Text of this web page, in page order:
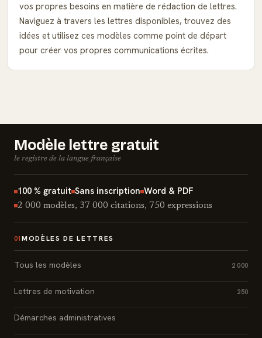
vos propres besoins en matière de rédaction de lettres.
Naviguez à travers les lettres disponibles, trouvez des
idées et utilisez ces modèles comme point de départ
pour créer vos propres communications écrites.
Modèle lettre gratuit
le registre de la langue française
100 % gratuit Sans inscription Word & PDF
2 000 modèles, 37 000 citations, 750 expressions
01 MODÈLES DE LETTRES
Tous les modèles 2 000
Lettres de motivation 250
Démarches administratives